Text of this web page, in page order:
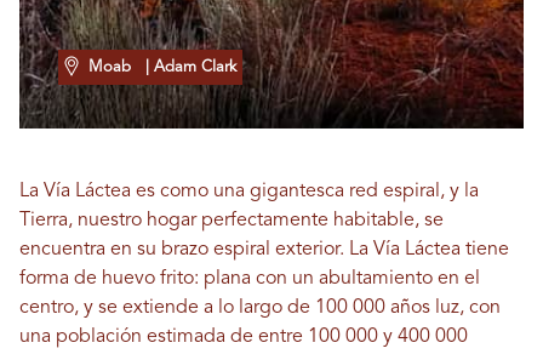
Moab | Adam Clark
La Vía Láctea es como una gigantesca red espiral, y la
Tierra, nuestro hogar perfectamente habitable, se
encuentra en su brazo espiral exterior. La Vía Láctea tiene
forma de huevo frito: plana con un abultamiento en el
centro, y se extiende a lo largo de 100 000 años luz, con
una población estimada de entre 100 000 y 400 000